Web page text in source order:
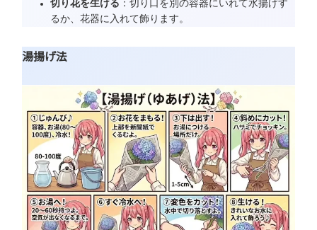
切り花を生ける ：切り口を別の容器にいれて水揚げす
るか、花器に入れて飾ります。
湯揚げ法